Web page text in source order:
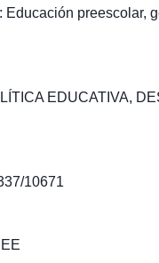
preescolar,
EDUCATIVA,
10671